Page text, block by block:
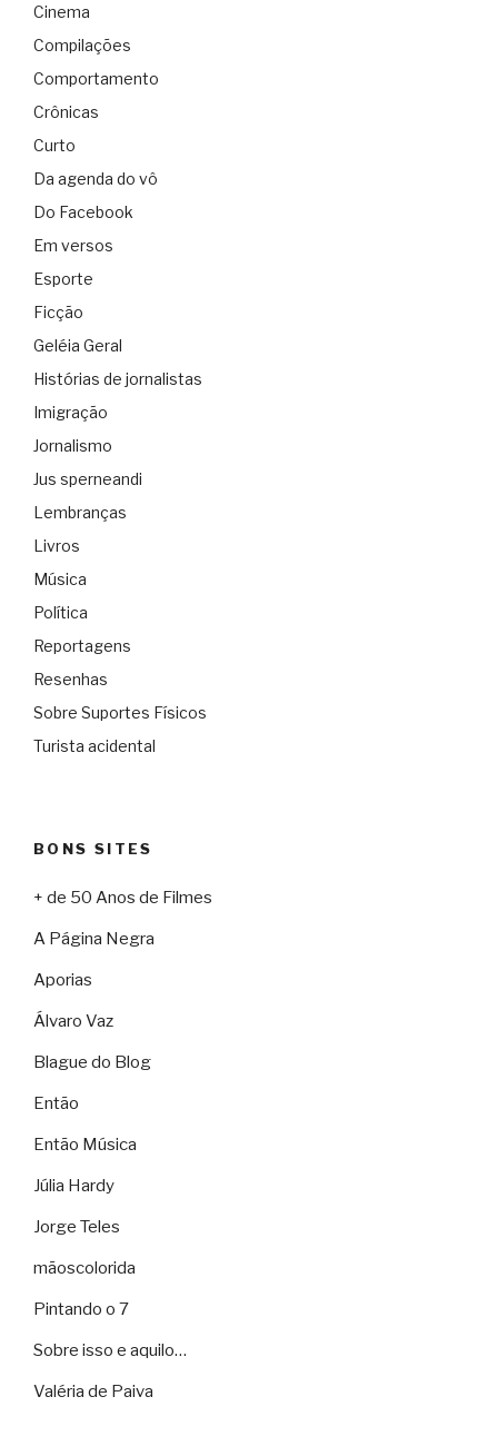
Cinema
Compilações
Comportamento
Crônicas
Curto
Da agenda do vô
Do Facebook
Em versos
Esporte
Ficção
Geléia Geral
Histórias de jornalistas
Imigração
Jornalismo
Jus sperneandi
Lembranças
Livros
Música
Política
Reportagens
Resenhas
Sobre Suportes Físicos
Turista acidental
BONS SITES
+ de 50 Anos de Filmes
A Página Negra
Aporias
Álvaro Vaz
Blague do Blog
Então
Então Música
Júlia Hardy
Jorge Teles
mãoscolorida
Pintando o 7
Sobre isso e aquilo…
Valéria de Paiva